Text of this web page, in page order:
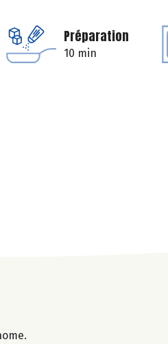
Préparation
10 min